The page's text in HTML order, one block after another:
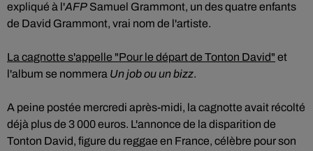
expliqué à l'AFP Samuel Grammont, un des quatre enfants
de David Grammont, vrai nom de l'artiste.
La cagnotte s'appelle "Pour le départ de Tonton David" et
l'album se nommera Un job ou un bizz.
A peine postée mercredi après-midi, la cagnotte avait récolté
déjà plus de 3 000 euros. L'annonce de la disparition de
Tonton David, figure du reggae en France, célèbre pour son